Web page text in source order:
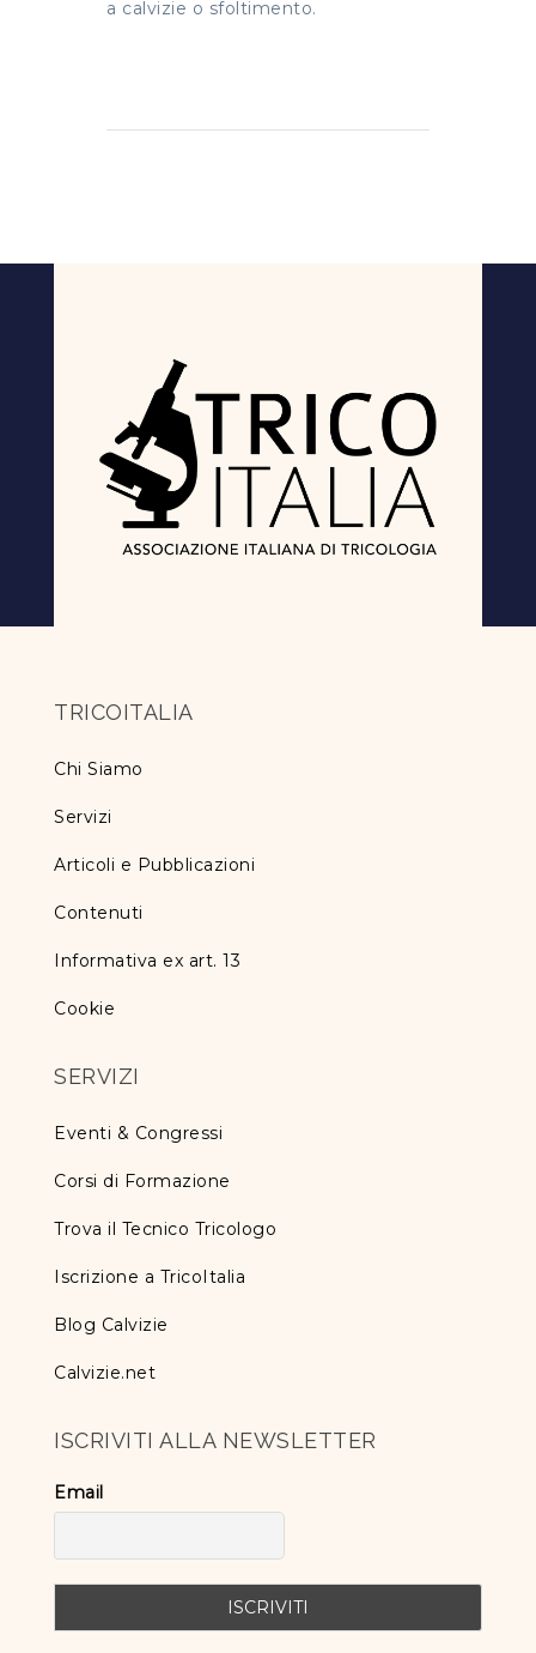
a calvizie o sfoltimento.
TRICOITALIA
Chi Siamo
Servizi
Articoli e Pubblicazioni
Contenuti
Informativa ex art. 13
Cookie
SERVIZI
Eventi & Congressi
Corsi di Formazione
Trova il Tecnico Tricologo
Iscrizione a TricoItalia
Blog Calvizie
Calvizie.net
ISCRIVITI ALLA NEWSLETTER
Email